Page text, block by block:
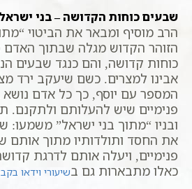
שבעים כוחות הקדושה – בני
הרב מוסיף ומבאר את הביטוי
הזוהר הקדוש מגלה שבתוך האדם
כוחות קדושה, והם כנגד שבעים
אבינו למצרים. כשם שיעקב ירד
המספר עם יוסף, כך כל אדם נושא
פנימיים שיש להעלותם ולתקנם.
ובניו “מתוך בני ישראל” משמעו:
את החסד ותולדותיו מתוך אותם
פנימיים, ויעלה אותם לדרגת
כאלו מתבארות גם בשיעורי וידאו